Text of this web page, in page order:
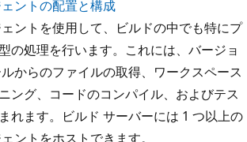
ントの配置と構成
ントを使用して、ビルドの中でも特にプ
の処理を行います。これには、バージョ
からのファイルの取得、ワークスペース
ング、コードのコンパイル、およびテス
れます。ビルド サーバーには 1 つ以上の
ントをホストできます。